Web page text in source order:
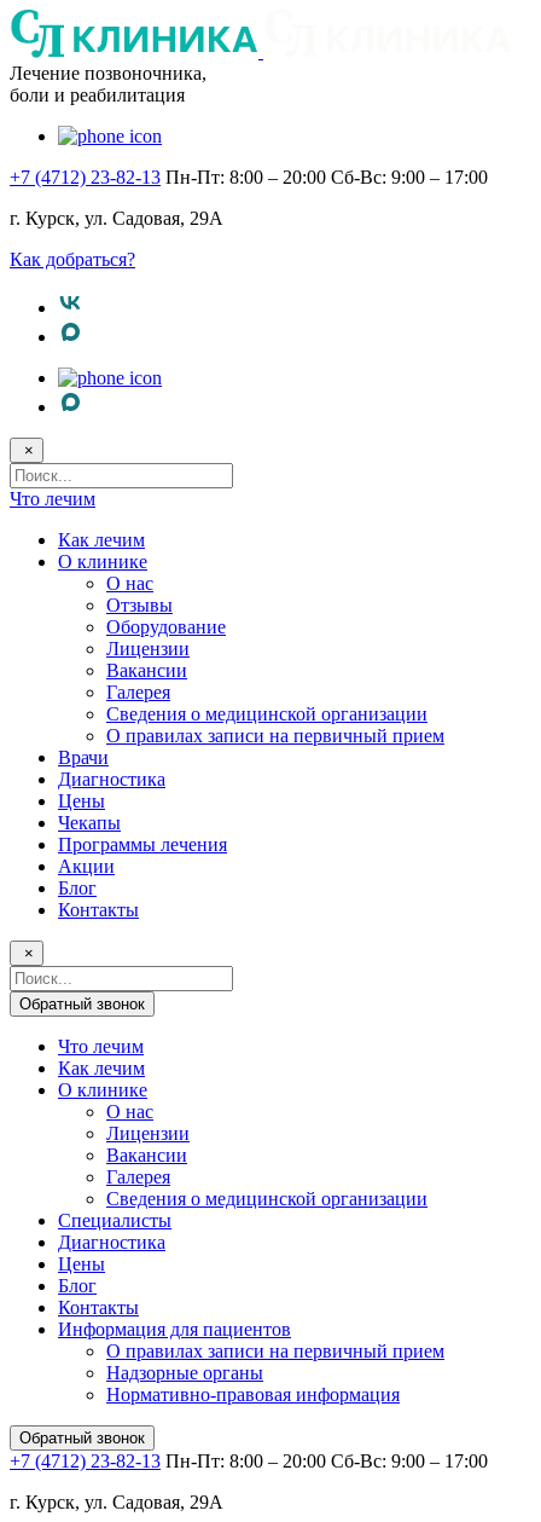
Лечение позвоночника,
боли и реабилитация
+7 (4712) 23-82-13 Пн-Пт: 8:00 – 20:00 Сб-Вс: 9:00 – 17:00
г. Курск, ул. Садовая, 29А
Как добраться?
×
Поисковый
запрос
Что лечим
Как лечим
О клинике
О нас
Отзывы
Оборудование
Лицензии
Вакансии
Галерея
Сведения о медицинской организации
О правилах записи на первичный прием
Врачи
Диагностика
Цены
Чекапы
Программы лечения
Акции
Блог
Контакты
×
Поисковый
запрос
Обратный звонок
Что лечим
Как лечим
О клинике
О нас
Лицензии
Вакансии
Галерея
Сведения о медицинской организации
Специалисты
Диагностика
Цены
Блог
Контакты
Информация для пациентов
О правилах записи на первичный прием
Надзорные органы
Нормативно-правовая информация
Обратный звонок
+7 (4712) 23-82-13 Пн-Пт: 8:00 – 20:00 Сб-Вс: 9:00 – 17:00
г. Курск, ул. Садовая, 29А